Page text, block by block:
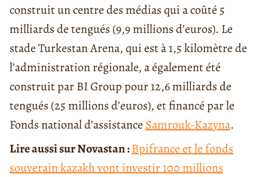
construit un centre des médias qui a coûté 5
milliards de tengués (9,9 millions d’euros). Le
stade Turkestan Arena, qui est à 1,5 kilomètre de
l’administration régionale, a également été
construit par BI Group pour 12,6 milliards de
tengués (25 millions d’euros), et financé par le
Fonds national d’assistanceSamrouk-Kazyna.
Lire aussi sur Novastan :Bpifrance et le fonds
souverain kazakh vont investir 100 millions